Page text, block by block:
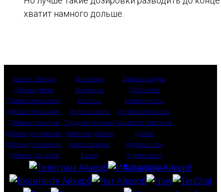
хватит намного дольше.
Каталог обзоров
Добавки детям
Добавки женщинам
Добавки мужчинам
Добавки пожилым
Добавки для красоты
Добавки для энергии
Добавки для мозга
Витамины
Минералы
Кислоты
Жиры и масла
Продукты питания
Травяные добавки
Антиоксиданты
Белки
Здоровье сердца
Долголетие
Беременность
Профилактика рака
Защита от патогенов
Диабет
Здоровый сон
Худеем легко
❤ Наш магазин